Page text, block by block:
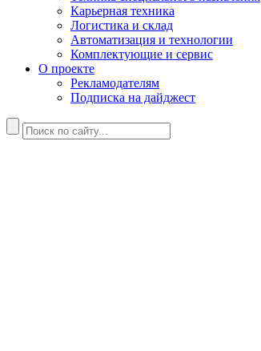
Карьерная техника
Логистика и склад
Автоматизация и технологии
Комплектующие и сервис
О проекте
Рекламодателям
Подписка на дайджест